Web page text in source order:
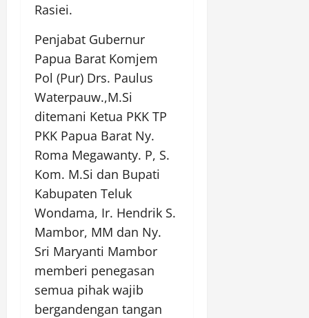
Rasiei.
Penjabat Gubernur
Papua Barat Komjem
Pol (Pur) Drs. Paulus
Waterpauw.,M.Si
ditemani Ketua PKK TP
PKK Papua Barat Ny.
Roma Megawanty. P, S.
Kom. M.Si dan Bupati
Kabupaten Teluk
Wondama, Ir. Hendrik S.
Mambor, MM dan Ny.
Sri Maryanti Mambor
memberi penegasan
semua pihak wajib
bergandengan tangan